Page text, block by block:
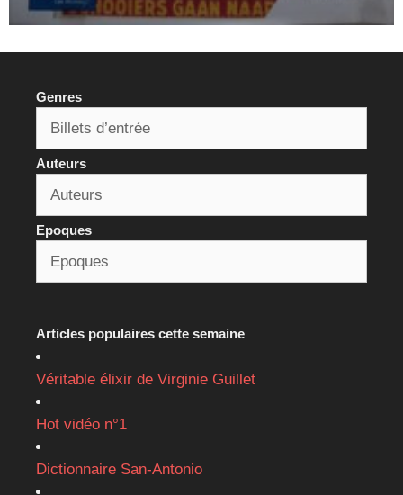
Genres
Auteurs
Epoques
Articles populaires cette semaine
Véritable élixir de Virginie Guillet
Hot vidéo n°1
Dictionnaire San-Antonio